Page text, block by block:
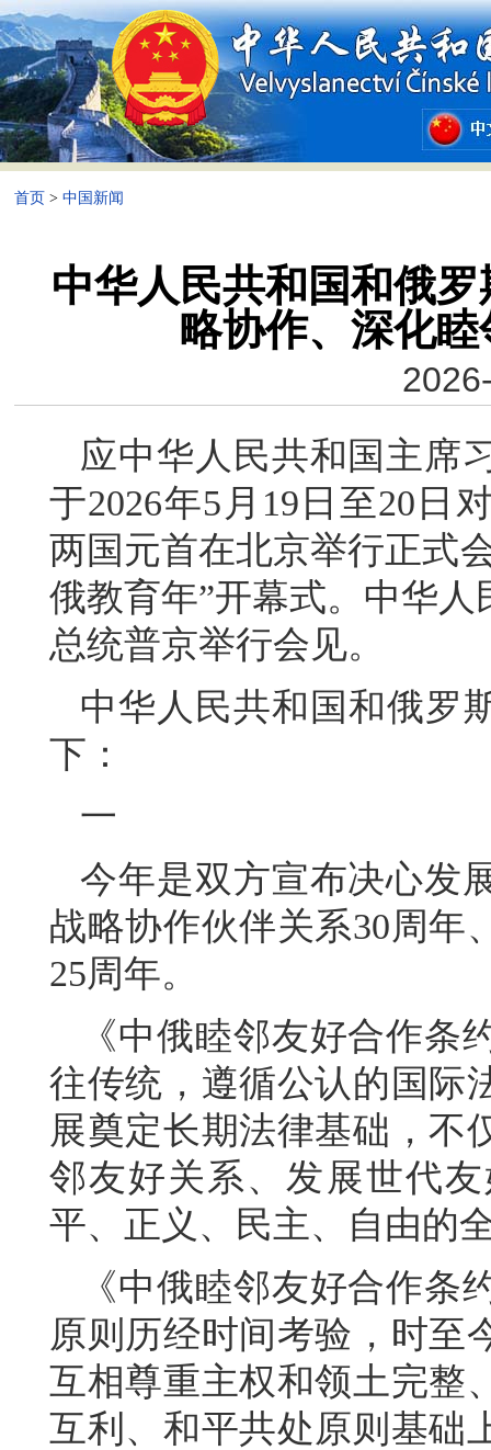
首页 > 中国新闻
中华人民共和国和俄
略协作、深化
应中华人民共和国主席
于2026年5月19日至20日
两国元首在北京举行正式
俄教育年”开幕式。中华
总统普京举行会见。
中华人民共和国和俄罗
下：
一
今年是双方宣布决心发
战略协作伙伴关系30周年
25周年。
《中俄睦邻友好合作条
往传统，遵循公认的国际
展奠定长期法律基础，不
邻友好关系、发展世代
平、正义、民主、自由的
《中俄睦邻友好合作条
原则历经时间考验，时至
互相尊重主权和领土完整
互利、和平共处原则基础